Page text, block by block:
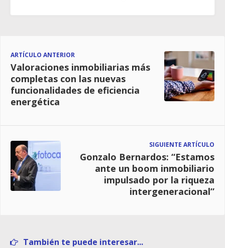
ARTÍCULO ANTERIOR
Valoraciones inmobiliarias más
completas con las nuevas
funcionalidades de eficiencia
energética
SIGUIENTE ARTÍCULO
Gonzalo Bernardos: “Estamos
ante un boom inmobiliario
impulsado por la riqueza
intergeneracional”
También te puede interesar...